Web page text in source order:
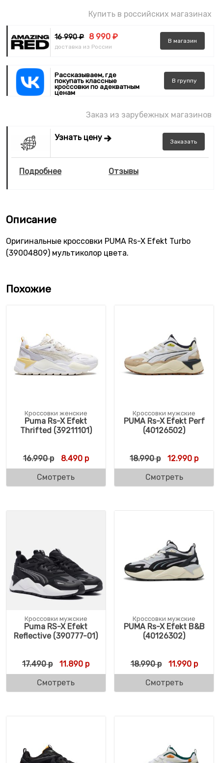
Купить в российских магазинах
16 990 ₽ 8 990 ₽
доставка из России
В магазин
Рассказываем, где
покупать классные
кроссовки по адекватным
ценам
В группу
Заказ из зарубежных магазинов
Узнать цену Заказать
Подробнее Отзывы
Описание
Оригинальные кроссовки PUMA Rs-X Efekt Turbo
(39004809) мультиколор цвета.
Похожие
Кроссовки женские
Puma Rs-X Efekt
Thrifted (39211101)
16.990р Первоначальная цена составляла 16.990
8.490рТекущая цена: 8.490 р.
Смотреть
Кроссовки мужские
PUMA Rs-X Efekt Perf
(40126502)
18.990р 12.990 р
Смотреть
Кроссовки мужские
Puma RS-X Efekt
Reflective (390777-01)
17.490р Первоначальная цена составляла 17.490
11.890 рТекущая цена: 11.890 р.
Смотреть
Кроссовки мужские
PUMA Rs-X Efekt B&B
(40126302)
18.990р 11.990р
Смотреть